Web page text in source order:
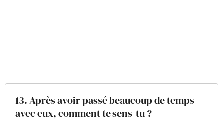
13. Après avoir passé beaucoup de temps
avec eux, comment te sens-tu ?